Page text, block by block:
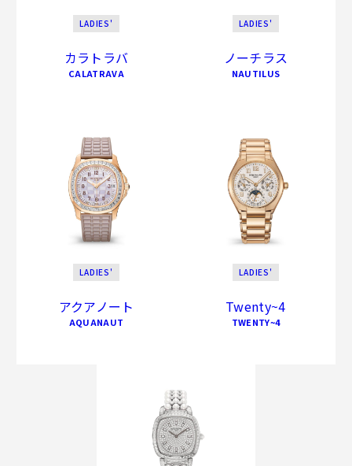
LADIES'
カラトラバ
CALATRAVA
LADIES'
ノーチラス
NAUTILUS
LADIES'
アクアノート
AQUANAUT
LADIES'
Twenty~4
TWENTY~4